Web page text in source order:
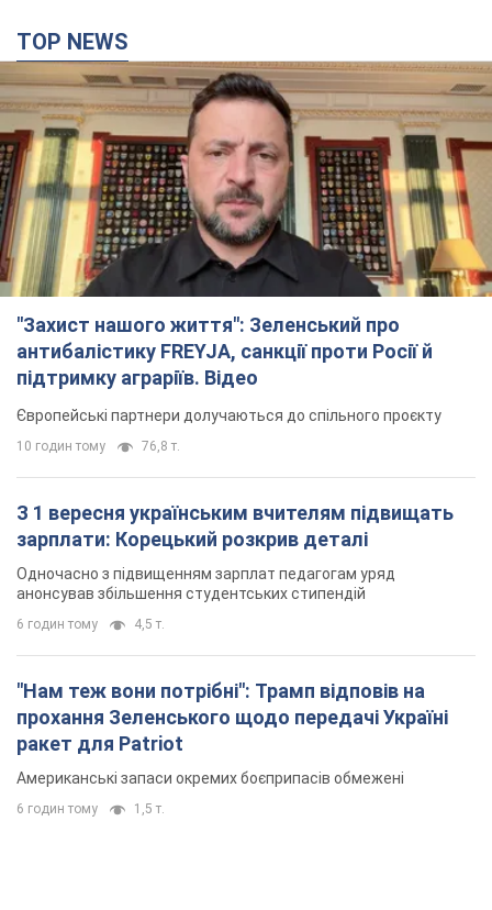
TOP NEWS
"Захист нашого життя": Зеленський про
антибалістику FREYJA, санкції проти Росії й
підтримку аграріїв. Відео
Європейські партнери долучаються до спільного проєкту
10 годин тому 76,8 т.
З 1 вересня українським вчителям підвищать
зарплати: Корецький розкрив деталі
Одночасно з підвищенням зарплат педагогам уряд
анонсував збільшення студентських стипендій
6 годин тому 4,5 т.
"Нам теж вони потрібні": Трамп відповів на
прохання Зеленського щодо передачі Україні
ракет для Patriot
Американські запаси окремих боєприпасів обмежені
6 годин тому 1,5 т.